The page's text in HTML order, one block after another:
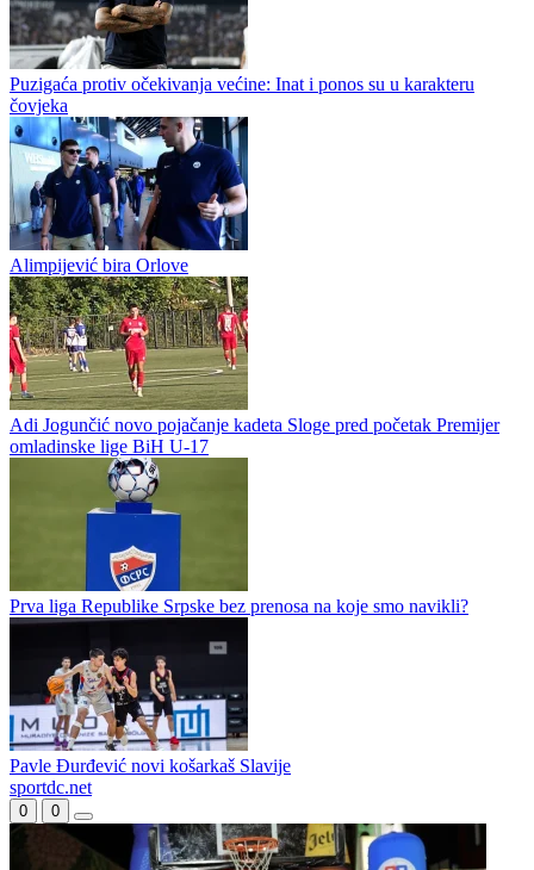
Meldin Podrug novo pojačanje Tanga
KMF Tango zvanično je predstavio novo pojačanje za predstojeće
prvenstvene izazove. Novi član kluba postao je Meldin Podrug,
igrač koji u redove Tanga stiže iz gradskog rivala Jahorine. Iz...
Puzigaća protiv očekivanja većine: Inat i ponos su u karakteru
čovjeka
Alimpijević bira Orlove
Adi Jogunčić novo pojačanje kadeta Sloge pred početak Premijer
omladinske lige BiH U-17